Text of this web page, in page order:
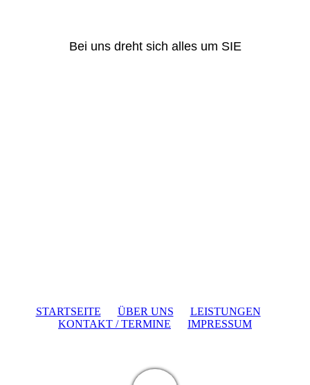
Bei uns dreht sich alles um SIE
STARTSEITE ÜBER UNS
LEISTUNGEN
KONTAKT / TERMINE
IMPRESSUM